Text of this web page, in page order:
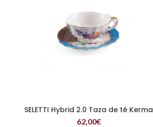
LEER MÁS
SELETTI Hybrid 2.0 Taza de té Kerma
62,00€